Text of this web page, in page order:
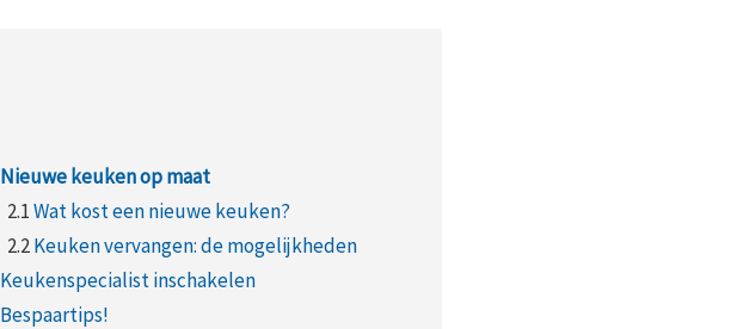
Nieuwe keuken op maat
2.1Wat kost een nieuwe keuken?
2.2Keuken vervangen: de mogelijkheden
Keukenspecialist inschakelen
Bespaartips!